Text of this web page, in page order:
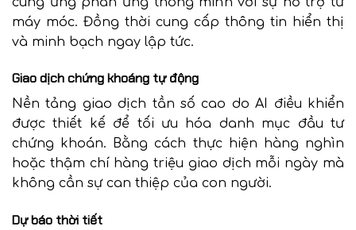
máy móc. Đồng thời cung cấp thông tin hiển thị
và minh bạch ngay lập tức.
Giao dịch chứng khoáng tự động
Nền tảng giao dịch tần số cao do AI điều khiển
được thiết kế để tối ưu hóa danh mục đầu tư
chứng khoán. Bằng cách thực hiện hàng nghìn
hoặc thậm chí hàng triệu giao dịch mỗi ngày mà
không cần sự can thiệp của con người.
Dự báo thời tiết